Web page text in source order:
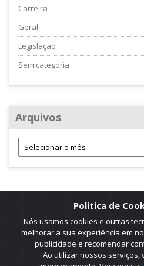
Carreira
Geral
Legislação
Sem categoria
Arquivos
Politica de
Nós usamos cookies e outras
melhorar a sua experiência em
publicidade e recomendar
Ao utilizar nossos serviços,